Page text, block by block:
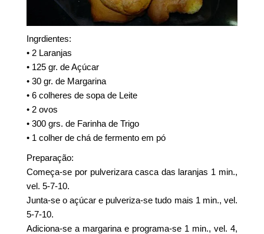
Ingrdientes:
• 2 Laranjas
• 125 gr. de Açúcar
• 30 gr. de Margarina
• 6 colheres de sopa de Leite
• 2 ovos
• 300 grs. de Farinha de Trigo
• 1 colher de chá de fermento em pó
Preparação:
Começa-se por pulverizara casca das laranjas 1 min.,
vel. 5-7-10.
Junta-se o açúcar e pulveriza-se tudo mais 1 min., vel.
5-7-10.
Adiciona-se a margarina e programa-se 1 min., vel. 4,